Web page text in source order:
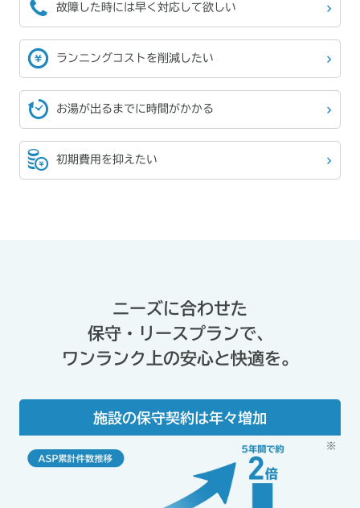
故障した時には早く対応して欲しい
ランニングコストを削減したい
お湯が出るまでに時間がかかる
初期費用を抑えたい
ニーズに合わせた
保守・リースプランで、
ワンランク上の安心と快適を。
施設の保守契約は年々増加